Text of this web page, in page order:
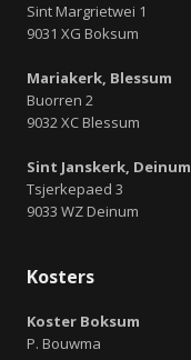
Sint Margrietwei 1
9031 XG Boksum
Mariakerk, Blessum
Buorren 2
9032 XC Blessum
Sint Janskerk, Deinum
Tsjerkepaed 3
9033 WZ Deinum
Kosters
Koster Boksum
P. Bouwma